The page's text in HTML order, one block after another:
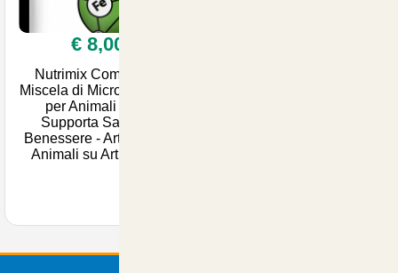
€ 8,00
Nutrimix Complete -
Miscela di Microelementi
per Animali 1kg |
Supporta Salute e
Benessere - Articoli per
Animali su Articoliani